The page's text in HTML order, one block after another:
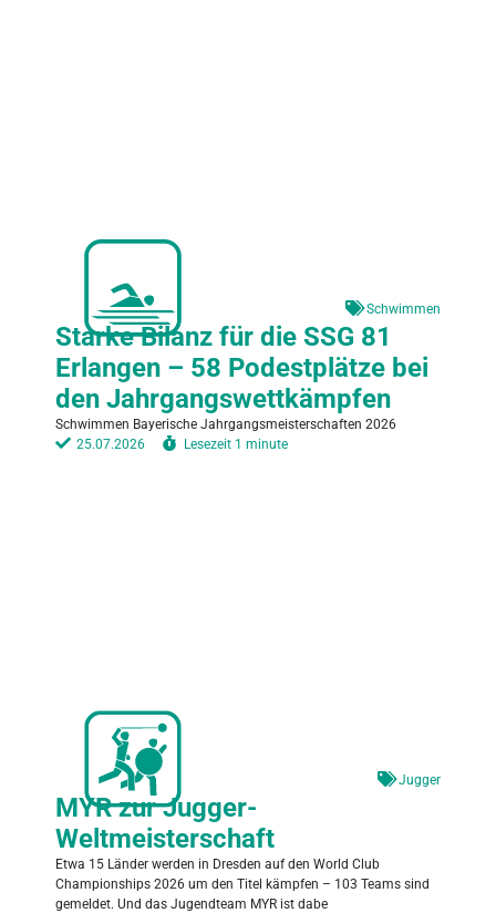
Schwimmen
Starke Bilanz für die SSG 81
Erlangen – 58 Podestplätze bei
den Jahrgangswettkämpfen
Schwimmen Bayerische Jahrgangsmeisterschaften 2026
25.07.2026
Lesezeit 1 minute
Jugger
MYR zur Jugger-
Weltmeisterschaft
Etwa 15 Länder werden in Dresden auf den World Club
Championships 2026 um den Titel kämpfen – 103 Teams sind
gemeldet. Und das Jugendteam MYR ist dabe